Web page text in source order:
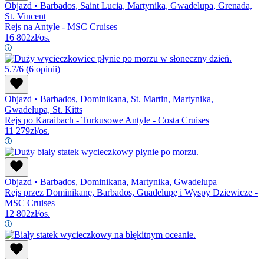
Objazd • Barbados, Saint Lucia, Martynika, Gwadelupa, Grenada,
St. Vincent
Rejs na Antyle - MSC Cruises
16 802zł/os.
5.7/6 (6 opinii)
Objazd • Barbados, Dominikana, St. Martin, Martynika,
Gwadelupa, St. Kitts
Rejs po Karaibach - Turkusowe Antyle - Costa Cruises
11 279zł/os.
Objazd • Barbados, Dominikana, Martynika, Gwadelupa
Rejs przez Dominikanę, Barbados, Guadelupę i Wyspy Dziewicze -
MSC Cruises
12 802zł/os.